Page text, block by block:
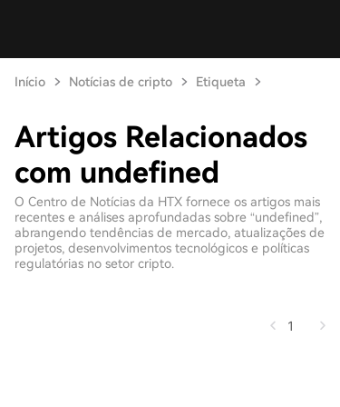
Início Notícias de cripto Etiqueta
Artigos Relacionados
com undefined
O Centro de Notícias da HTX fornece os artigos mais
recentes e análises aprofundadas sobre “undefined”,
abrangendo tendências de mercado, atualizações de
projetos, desenvolvimentos tecnológicos e políticas
regulatórias no setor cripto.
1